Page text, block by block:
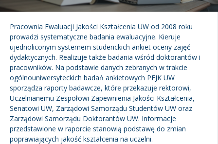
Absolwent
Pracownia Ewaluacji Jakości Kształcenia UW od 2008 roku
prowadzi systematyczne badania ewaluacyjne. Kieruje
ujednoliconym systemem studenckich ankiet oceny zajęć
dydaktycznych. Realizuje także badania wśród doktorantów i
pracowników. Na podstawie danych zebranych w trakcie
ogólnouniwersyteckich badań ankietowych PEJK UW
sporządza raporty badawcze, które przekazuje rektorowi,
Uczelnianemu Zespołowi Zapewnienia Jakości Kształcenia,
Senatowi UW, Zarządowi Samorządu Studentów UW oraz
Zarządowi Samorządu Doktorantów UW. Informacje
przedstawione w raporcie stanowią podstawę do zmian
poprawiających jakość kształcenia na uczelni.